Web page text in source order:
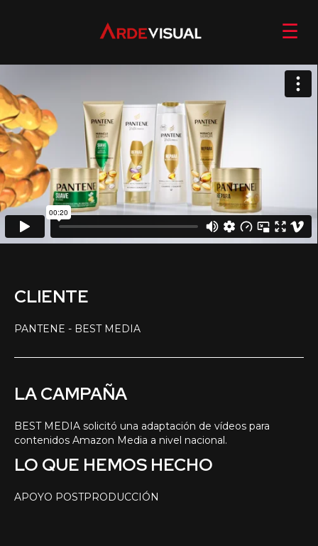
☰
CLIENTE
PANTENE - BEST MEDIA
LA CAMPAÑA
BEST MEDIA solicitó una adaptación de vídeos para
contenidos Amazon Media a nivel nacional.
LO QUE HEMOS HECHO
APOYO POSTPRODUCCIÓN